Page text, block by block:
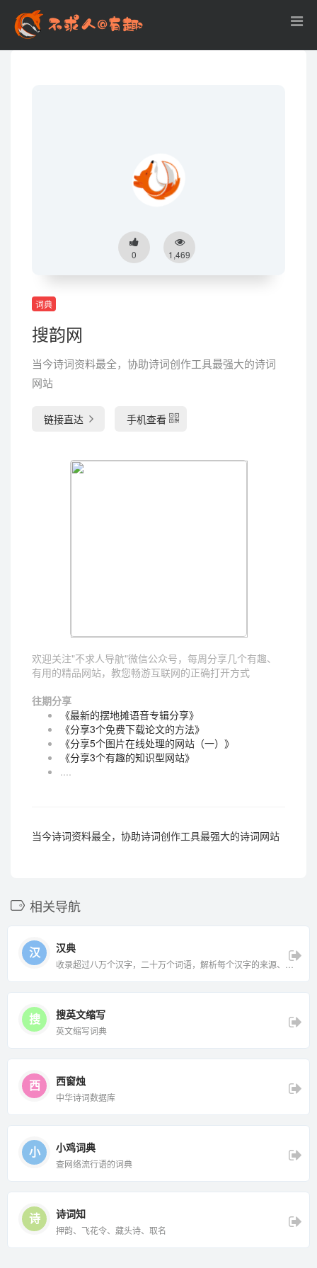
0 1,469
词典
搜韵网
当今诗词资料最全，协助诗词创作工具最强大的诗词
网站
链接直达 手机查看
欢迎关注"不求人导航"微信公众号，每周分享几个有趣、
有用的精品网站，教您畅游互联网的正确打开方式
往期分享
《最新的摆地摊语音专辑分享》
《分享3个免费下载论文的方法》
《分享5个图片在线处理的网站（一）》
《分享3个有趣的知识型网站》
....
当今诗词资料最全，协助诗词创作工具最强大的诗词网站
相关导航
汉 汉典
收录超过八万个汉字，二十万个词语，解析每个汉字的来源、典
搜 搜英文缩写
英文缩写词典
西 西窗烛
中华诗词数据库
小 小鸡词典
查网络流行语的词典
诗 诗词知
押韵、飞花令、藏头诗、取名